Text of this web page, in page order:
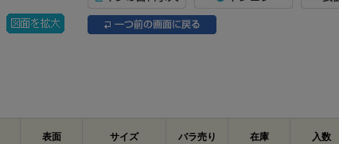
表面 サイズ バラ売り 在庫 入数